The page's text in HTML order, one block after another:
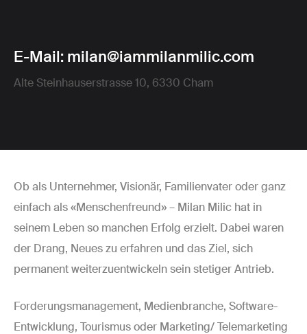
E-Mail: milan@iammilanmilic.com
Alte Steinhauserstrasse 10, 6330 Cham
Ob als Unternehmer, Visionär, Familienvater oder ganz
einfach als «Menschenfreund» – Milan Milic hat in
seinem Leben so manchen Erfolg erzielt. Dabei waren
der Drang, Neues zu erfahren und das Ziel, sich
permanent weiterzuentwickeln sein stetiger Antrieb.
Forderungsmanagement, Medienbranche, Software-
Entwicklung, Tourismus oder Marketing/ Telemarketing